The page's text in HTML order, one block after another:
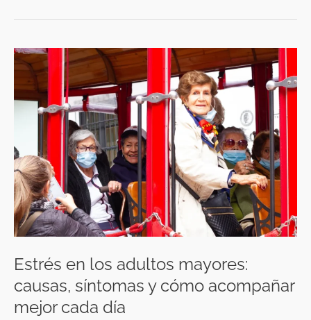
Estrés en los adultos mayores:
causas, síntomas y cómo acompañar
mejor cada día
Estrés
los
adultos
mayores:
causas,
síntomas
y
cómo
acompañar
mejor
día